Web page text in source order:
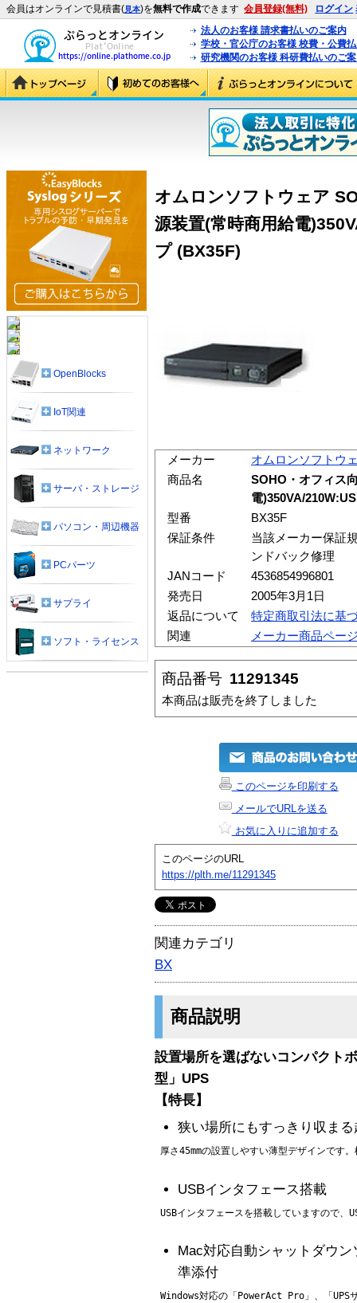
会員はオンラインで見積書(見本)を無料で作成できます 会員登録(無料) ログイン
法人のお客様 請求書払いのご案内
学校・官公庁のお客様 校費・公費
研究機関のお客様 科研費払いのご
オムロンソフトウェア
源装置(常時商用給電
プ (BX35F)
メーカー
オムロンソフトウ
商品名
SOHO・オフィス
電)350VA/
型番
BX35F
保証条件
当該メーカー保証
ンドバック修理
JANコード
4536854996801
発売日
2005年3月1日
返品について
特定商取引法に基
関連
メーカー商品ペー
商品番号 11291345
本商品は販売を終了しました
このページを印刷する
メールでURLを送る
お気に入りに追加する
このページのURL
https://plth.me/11291345
関連カテゴリ
BX
商品説明
設置場所を選ばないコンパクト
型」UPS
【特長】
狭い場所にもすっきり収ま
厚さ45mmの設置しやすい薄型デザインです
USBインタフェース搭載
USBインタフェースを搭載していますので
Mac対応自動シャットダウ
準添付
Windows対応の「PowerAct Pro」、「UPS
OpenBlocks
IoT関連
ネットワーク
サーバ・ストレージ
パソコン・周辺機器
PCパーツ
サプライ
ソフト・ライセンス